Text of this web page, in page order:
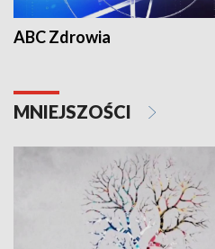
ABC Zdrowia
MNIEJSZOŚCI